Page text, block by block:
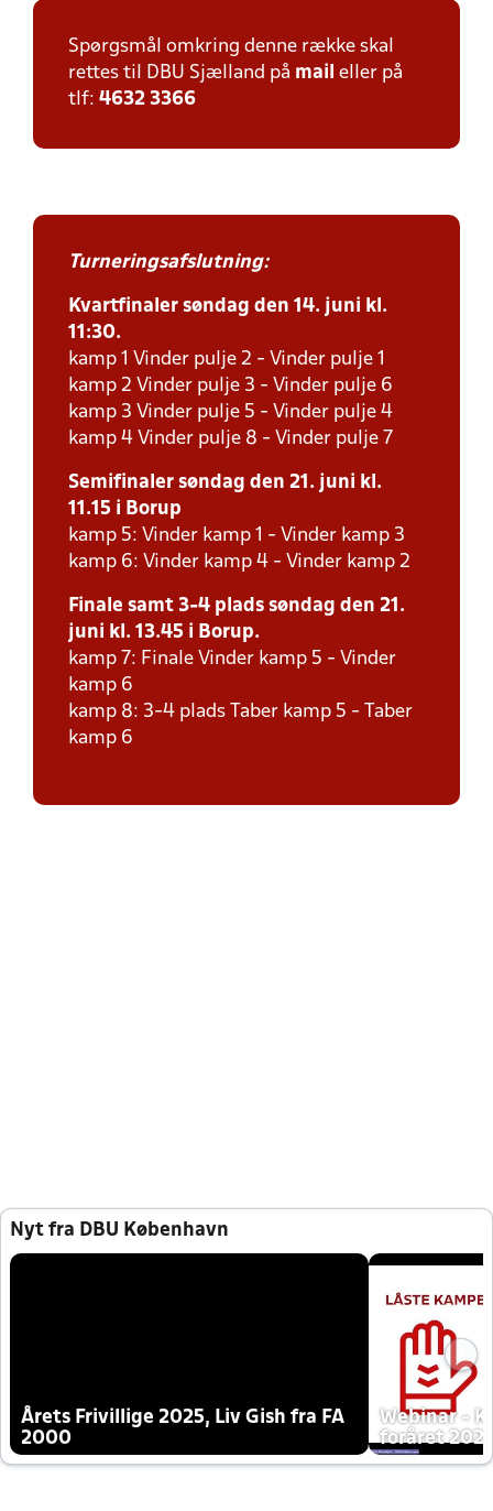
Spørgsmål omkring denne række skal
rettes til DBU Sjælland på mail eller på
tlf: 4632 3366
Turneringsafslutning:
Kvartfinaler søndag den 14. juni kl.
11:30.
kamp 1 Vinder pulje 2 - Vinder pulje 1
kamp 2 Vinder pulje 3 - Vinder pulje 6
kamp 3 Vinder pulje 5 - Vinder pulje 4
kamp 4 Vinder pulje 8 - Vinder pulje 7
Semifinaler søndag den 21. juni kl.
11.15 i Borup
kamp 5: Vinder kamp 1 - Vinder kamp 3
kamp 6: Vinder kamp 4 - Vinder kamp 2
Finale samt 3-4 plads søndag den 21.
juni kl. 13.45 i Borup.
kamp 7: Finale Vinder kamp 5 - Vinder
kamp 6
kamp 8: 3-4 plads Taber kamp 5 - Taber
kamp 6
Nyt fra DBU København
Årets Frivillige 2025, Liv Gish fra FA
2000
Webinar -
foråret